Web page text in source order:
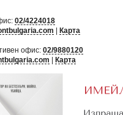
02/4224018
| Карта
офис: 02/9880120
| Карта